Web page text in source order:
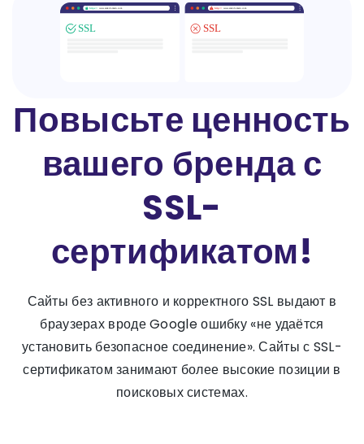
Повысьте ценность
вашего бренда с
SSL-
сертификатом!
Сайты без активного и корректного SSL выдают в
браузерах вроде Google ошибку «не удаётся
установить безопасное соединение». Сайты с SSL-
сертификатом занимают более высокие позиции в
поисковых системах.